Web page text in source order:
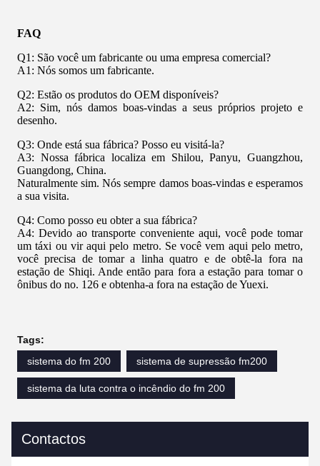
FAQ
Q1: São você um fabricante ou uma empresa comercial?
A1: Nós somos um fabricante.
Q2: Estão os produtos do OEM disponíveis?
A2: Sim, nós damos boas-vindas a seus próprios projeto e
desenho.
Q3: Onde está sua fábrica? Posso eu visitá-la?
A3: Nossa fábrica localiza em Shilou, Panyu, Guangzhou,
Guangdong, China.
Naturalmente sim. Nós sempre damos boas-vindas e esperamos
a sua visita.
Q4: Como posso eu obter a sua fábrica?
A4: Devido ao transporte conveniente aqui, você pode tomar
um táxi ou vir aqui pelo metro. Se você vem aqui pelo metro,
você precisa de tomar a linha quatro e de obtê-la fora na
estação de Shiqi. Ande então para fora a estação para tomar o
ônibus do no. 126 e obtenha-a fora na estação de Yuexi.
Tags:
sistema do fm 200
sistema de supressão fm200
sistema da luta contra o incêndio do fm 200
Contactos